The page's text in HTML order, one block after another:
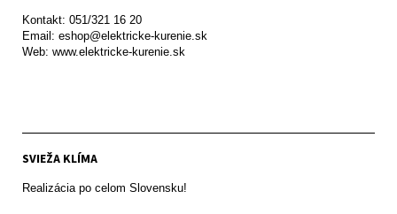
Kontakt: 051/321 16 20
Email: eshop@elektricke-kurenie.sk
Web: www.elektricke-kurenie.sk
SVIEŽA KLÍMA
Realizácia po celom Slovensku!